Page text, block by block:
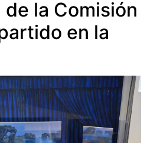
la Comisión
en la